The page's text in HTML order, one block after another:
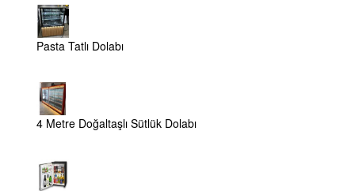
Pasta Tatlı Dolabı
4 Metre Doğaltaşlı Sütlük Dolabı